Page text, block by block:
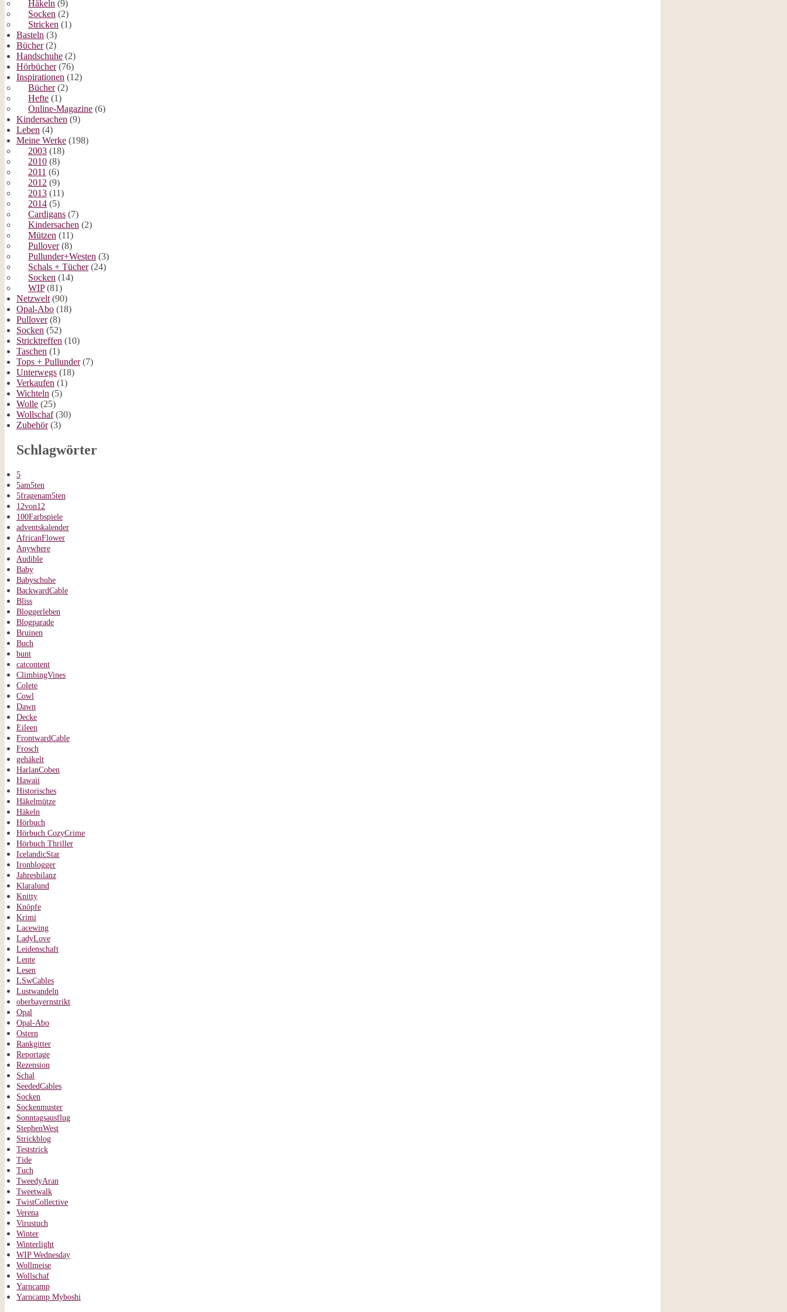
Häkeln (9)
Socken (2)
Stricken (1)
Basteln (3)
Bücher(2)
Handschuhe (2)
Hörbücher(76)
Inspirationen (12)
Bücher(2)
Hefte (1)
Online-Magazine (6)
Kindersachen (9)
Leben (4)
Meine Werke (198)
2003 (18)
2010 (8)
2011 (6)
2012 (9)
2013 (11)
2014 (5)
Cardigans (7)
Kindersachen (2)
Mützen (11)
Pullover(8)
Pullunder+Westen (3)
Schals + Tücher(24)
Socken (14)
WIP(81)
Netzwelt (90)
Opal-Abo (18)
Pullover(8)
Socken (52)
Stricktreffen (10)
Taschen (1)
Tops + Pullunder(7)
Unterwegs (18)
Verkaufen (1)
Wichteln (5)
Wolle (25)
Wollschaf(30)
Zubehör(3)
Schlagwörter
5
5am5ten
5fragenam5ten
12von12
100Farbspiele
adventskalender
AfricanFlower
Anywhere
Audible
Baby
Babyschuhe
BackwardCable
Bliss
Bloggerleben
Blogparade
Bruinen
Buch
bunt
catcontent
ClimbingVines
Colete
Cowl
Dawn
Decke
Eileen
FrontwardCable
Frosch
gehäkelt
HarlanCoben
Hawaii
Historisches
Häkelmütze
Häkeln
Hörbuch
Hörbuch CozyCrime
Hörbuch Thriller
IcelandicStar
Ironblogger
Jahresbilanz
Klaralund
Knitty
Knöpfe
Krimi
Lacewing
LadyLove
Leidenschaft
Lente
Lesen
LSwCables
Lustwandeln
oberbayernstrikt
Opal
Opal-Abo
Ostern
Rankgitter
Reportage
Rezension
Schal
SeededCables
Socken
Sockenmuster
Sonntagsausflug
StephenWest
Strickblog
Teststrick
Tide
Tuch
TweedyAran
Tweetwalk
TwistCollective
Verena
Virustuch
Winter
Winterlight
WIP Wednesday
Wollmeise
Wollschaf
Yarncamp
Yarncamp Myboshi